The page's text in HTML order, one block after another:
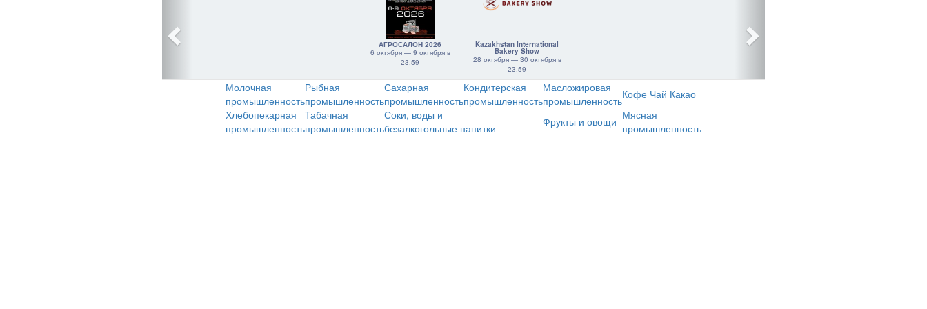
АГРОСАЛОН 2026
6 октября — 9 октября в
23:59
Kazakhstan International
Bakery Show
28 октября — 30 октября в
23:59
Молочная
промышленность
Рыбная
промышленность
Сахарная
промышленность
Кондитерская
промышленность
Масложировая
промышленностьКофе Чай Какао
Хлебопекарная
промышленность
Табачная
промышленность
Соки, воды и
безалкогольные напитки
Фрукты и овощи Мясная
промышленность